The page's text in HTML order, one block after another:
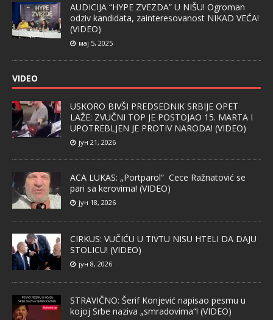
AUDICIJA “HYPE ZVEZDA” U NIŠU! Ogroman
odziv kandidata, zainteresovanost NIKAD VEĆA!
(VIDEO)
мај 5, 2025
VIDEO
USKORO BIVŠI PREDSEDNIK SRBIJE OPET
LAŽE: ZVUČNI TOP JE POSTOJAO 15. MARTA I
UPOTREBLJEN JE PROTIV NARODA! (VIDEO)
јун 21, 2026
ACA LUKAS: „Portparol“ Cece Ražnatović se
pari sa kerovima! (VIDEO)
јун 18, 2026
CIRKUS: VUČIĆU U TIVTU NISU HTELI DA DAJU
STOLICU! (VIDEO)
јун 8, 2026
STRAVIČNO: Šerif Konjević napisao pesmu u
kojoj Srbe naziva „smradovima“! (VIDEO)